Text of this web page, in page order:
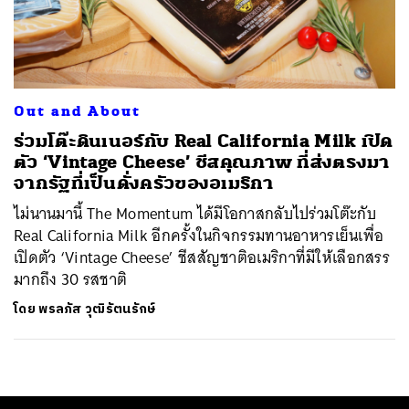
Out and About
ร่วมโต๊ะดินเนอร์กับ Real California Milk เปิด
ตัว ‘Vintage Cheese’ ชีสคุณภาพ ที่ส่งตรงมา
จากรัฐที่เป็นดั่งครัวของอเมริกา
ไม่นานมานี้ The Momentum ได้มีโอกาสกลับไปร่วมโต๊ะกับ
Real California Milk อีกครั้งในกิจกรรมทานอาหารเย็นเพื่อ
เปิดตัว ‘Vintage Cheese’ ชีสสัญชาติอเมริกาที่มีให้เลือกสรร
มากถึง 30 รสชาติ
โดยพรลภัส วุฒิรัตนรักษ์
ค้นหา
SHARE TWEET LINE EMAIL